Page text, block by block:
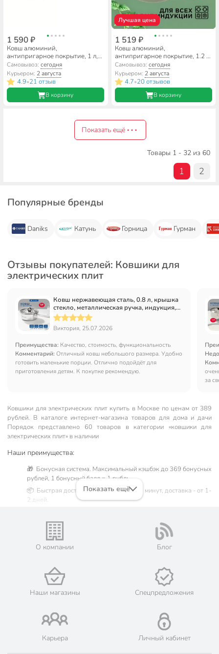
1 590 ₽
Ковш алюминий,
антипригарное покрытие, 1 л,
крышка стекло, бакелитовая
ручка, Горница, Гранит,
кш1611аг
Самовывоз:сегодня
Курьером: 2 августа
4.9•21 отзыв
В корзину
Лучшая цена
1 519 ₽
Ковш алюминий,
антипригарное покрытие, 1.2 л,
пластиковая ручка, Гурман,
Мята, ГМкш161МЛ
Самовывоз: сегодня
Курьером: 2 августа
4.7•20 отзывов
В корзину
Показать ещё
Товары 1 - 32 из 60
1 2
Популярные бренды
Daniks Катунь Горница Гурман
Отзывы покупателей: Ковшики для
электрических плит
Ковш нержавеющая сталь, 0.8 л, крышка
стекло, металлическая ручка, индукция,
Daniks, GS-01311-12SP/SD-512S
Виктория, 25.07.2026
Преимущества: Качество, стоимость, функциональность
Комментарий: Отличный ковш небольшого размера. Удобно
готовить маленькие порции. Отлично подойдёт для
приготовления детям. К покупке рекомендую.
за
Ковшики для электрических плит купить в Москве по ценам от 389
рублей. В каталоге интернет-магазина товаров для дома и дачи
Порядок представлено 60 товаров в категории «ковшики для
электрических плит» в наличии
Наши преимущества:
🎁 Бонусная система. Максимальный кэшбэк до 369 бонусных
рублей, 1 бонусный балл = 1 рубль.
📦 Быстрая доставка. Самовывоз от 60 минут, доставка - от 1-
2 дней.
Жители Московской области могут сделать заказ и оплатить
его онлайн на официальном сайте сети магазинов Порядок.
💳 Оплата: онлайн на сайте интернет-гипермаркета или
🛍 Скидки, акции, распродажи каждый день!
📜 Только оригинальная продукция. Интернет-гипермаркет
Порядок - официальный представитель ведущих мировых
марок.
Показать ещё
О компании Блог
Наши магазины Спецпредложения
Карьера Личный кабинет